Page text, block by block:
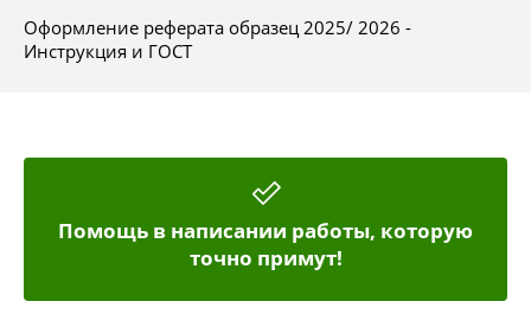
Оформление реферата образец 2025/ 2026 -
Инструкция и ГОСТ
Помощь в написании работы, которую
точно примут!